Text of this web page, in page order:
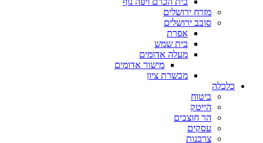
מזרח ירושלים
סובב ירושלים
אפרת
בית שמש
מעלה אדומים
מישור אדומים
מבשרת ציון
כלכלה
ביטוח
הייטק
הר חוצבים
עסקים
צרכנות